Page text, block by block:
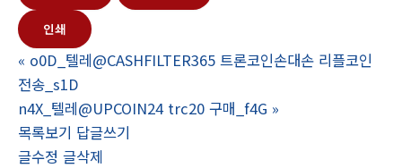
인쇄
« o0D_텔레@CASHFILTER365 트론코인손대손 리플코인
전송_s1D
n4X_텔레@UPCOIN24 trc20 구매_f4G »
목록보기 답글쓰기
글수정 글삭제